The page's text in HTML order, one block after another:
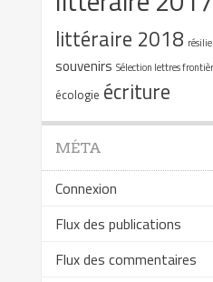
littéraire 2018
souvenirs Sélection lettres
écologie écriture
MÉTA
Connexion
Flux des publications
Flux des commentaires